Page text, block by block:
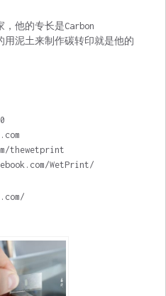
他的专长是Carbon
泥土来制作碳转印就是他的
thewetprint
WetPrint/